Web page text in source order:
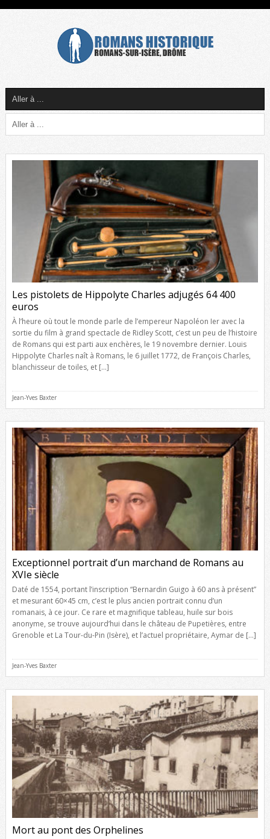
Les pistolets de Hippolyte Charles adjugés 64 400
euros
À l’heure où tout le monde parle de l’empereur Napoléon Ier avec la
sortie du film à grand spectacle de Ridley Scott, c’est un peu de l’histoire
de Romans qui est parti aux enchères, le 19 novembre dernier. Louis
Hippolyte Charles naît à Romans, le 6 juillet 1772, de François Charles,
blanchisseur de toiles, et […]
Jean-Yves Baxter
Exceptionnel portrait d’un marchand de Romans au
XVIe siècle
Daté de 1554, portant l’inscription “Bernardin Guigo à 60 ans à présent”
et mesurant 60×45 cm, c’est le plus ancien portrait connu d’un
romanais, à ce jour. Ce rare et magnifique tableau, huile sur bois
anonyme, se trouve aujourd’hui dans le château de Pupetières, entre
Grenoble et La Tour-du-Pin (Isère), et l’actuel propriétaire, Aymar de […]
Jean-Yves Baxter
Mort au pont des Orphelines